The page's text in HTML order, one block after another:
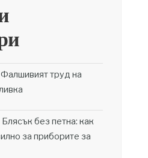
Фалшивият труд на
Блясък без петна: как
за приборите за